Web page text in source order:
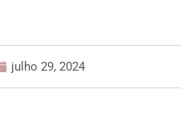
julho 29, 2024